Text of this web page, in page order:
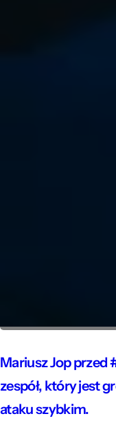
Mariusz Jop przed
zespół, który jest
ataku szybkim.